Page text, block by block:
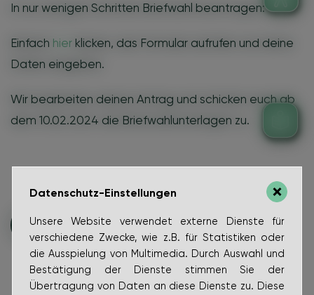
In nur wenigen Schritten Briefwahl beantragen:
Einfach hier klicken, das Formular aufrufen und deine
Daten eingeben.
Wir bearbeiten deinen Antrag und schicken euch ab
dem 10.02.2024 die Briefwahlunterlagen zu.
zurück zur Übersicht
Datenschutz-Einstellungen
Unsere Website verwendet externe Dienste für
verschiedene Zwecke, wie z.B. für Statistiken oder
die Ausspielung von Multimedia. Durch Auswahl und
Bestätigung der Dienste stimmen Sie der
Übertragung von Daten an diese Dienste zu. Diese